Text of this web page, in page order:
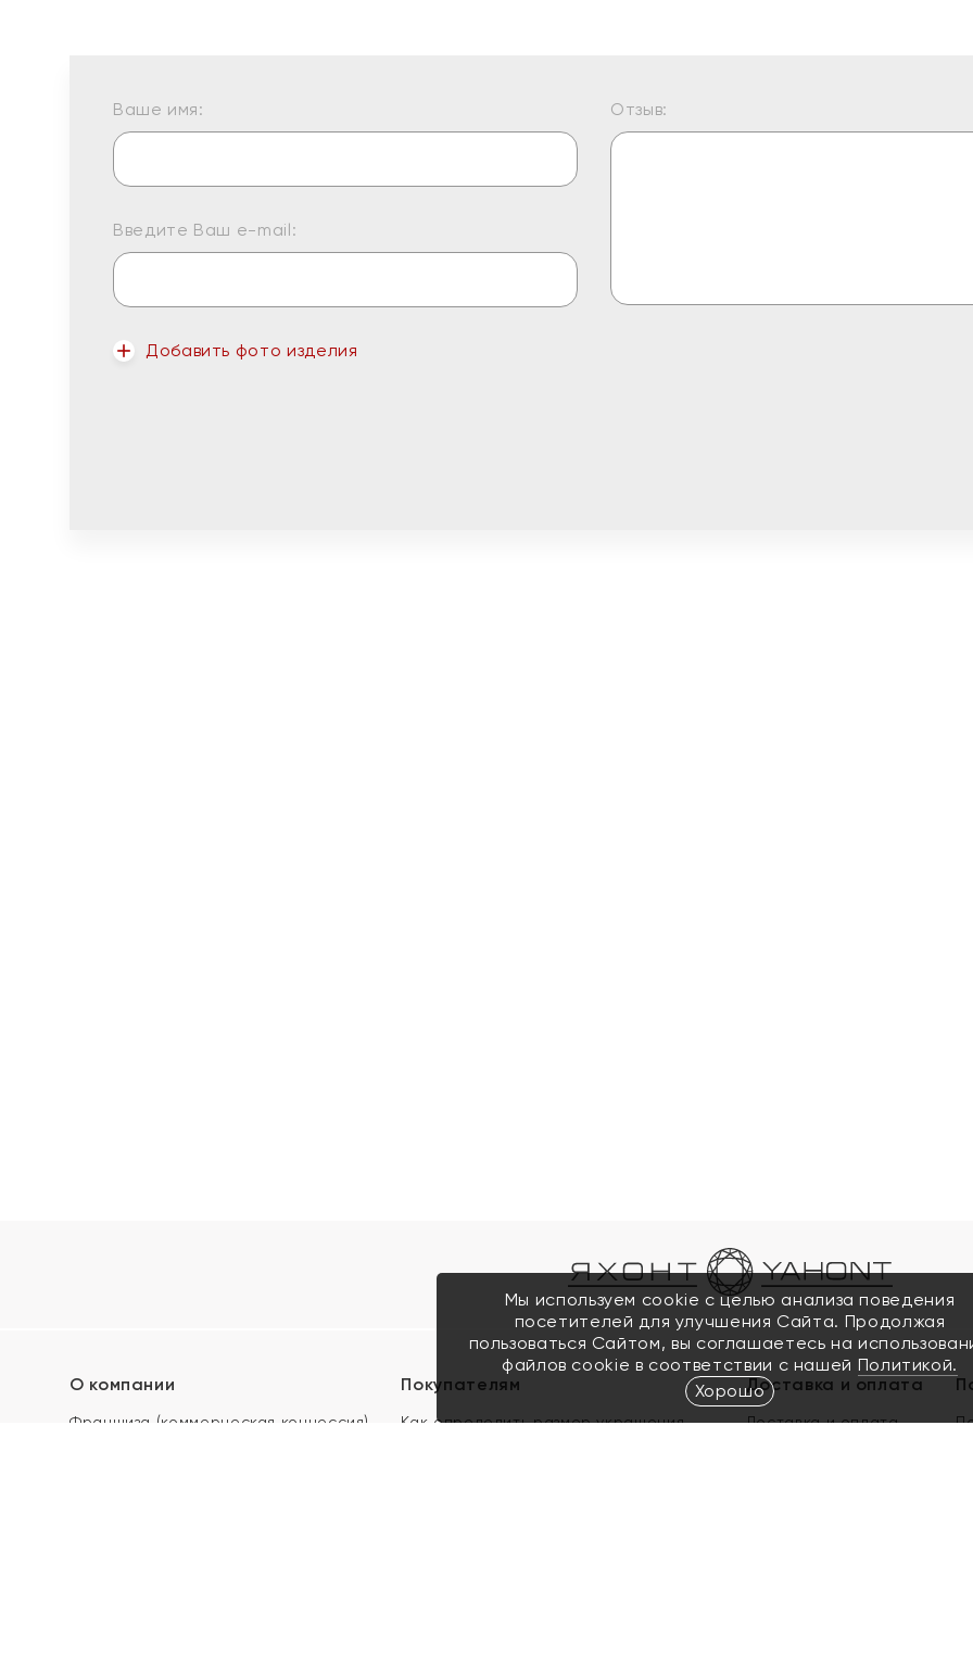
Ваше имя:
Введите Ваш e-mail:
Добавить фото изделия
Отзыв:
О компании
Франшиза (коммерческая концессия)
Покупателям
Как определить размер украшения
Доставка и оплата
Доставка и оплата
Мы используем cookie с целью анализа поведения
посетителей для улучшения Сайта. Продолжая
пользоваться Сайтом, вы соглашаетесь на
файлов cookie в соответствии с нашей Политикой.
Хорошо